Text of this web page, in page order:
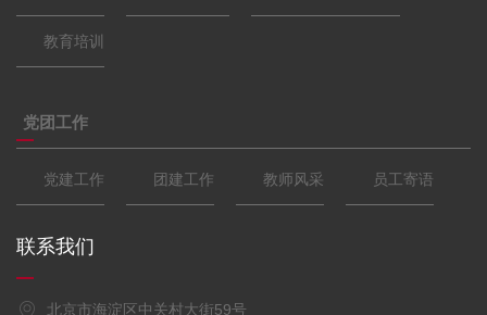
教育培训
党团工作
党建工作 团建工作 教师风采 员工寄语
联系我们
北京市海淀区中关村大街59号